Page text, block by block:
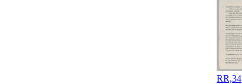
RR,34